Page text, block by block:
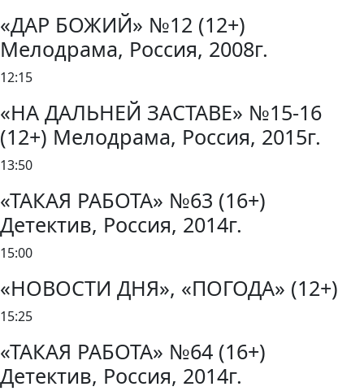
«ДАР БОЖИЙ» №12 (12+)
Мелодрама, Россия, 2008г.
12:15
«НА ДАЛЬНЕЙ ЗАСТАВЕ» №15-16
(12+) Мелодрама, Россия, 2015г.
13:50
«ТАКАЯ РАБОТА» №63 (16+)
Детектив, Россия, 2014г.
15:00
«НОВОСТИ ДНЯ», «ПОГОДА» (12+)
15:25
«ТАКАЯ РАБОТА» №64 (16+)
Детектив, Россия, 2014г.